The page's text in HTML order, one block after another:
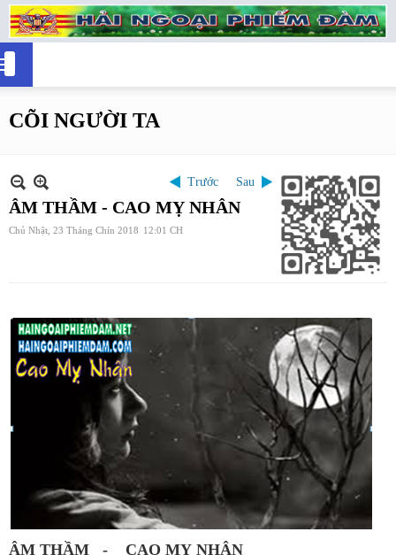
CÕI NGƯỜI TA
Trước Sau
ÂM THẦM - CAO MỴ NHÂN
Chủ Nhật, 23 Tháng Chín 2018 12:01 CH
ÂM THẦM - CAO MỴ NHÂN